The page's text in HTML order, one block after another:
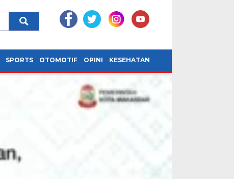
SPORTS OTOMOTIF OPINI KESEHATAN